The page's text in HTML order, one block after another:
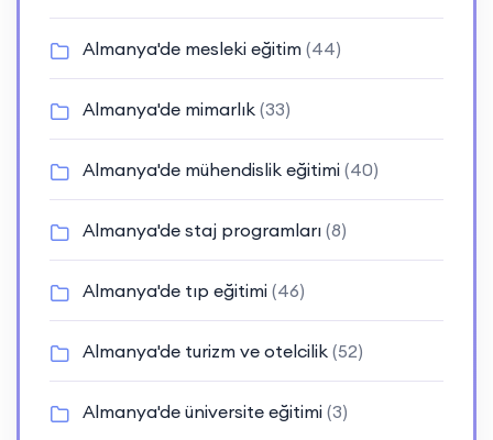
Almanya'de mesleki eğitim (44)
Almanya'de mimarlık (33)
Almanya'de mühendislik eğitimi (40)
Almanya'de staj programları (8)
Almanya'de tıp eğitimi (46)
Almanya'de turizm ve otelcilik (52)
Almanya'de üniversite eğitimi (3)